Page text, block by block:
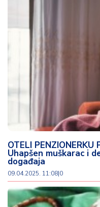
OTELI PENZIONERKU
Uhapšen muškarac i
događaja
09.04.2025. 11:08|0